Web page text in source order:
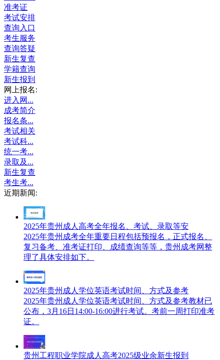
准考证
考试安排
查询入口
考生服务
查询答疑
新生复查
学籍查询
新生报到
网上报名:
进入网...
成考简介
报名条...
考试相关
考试科...
统一考...
录取及...
新生复查
考生考...
近期新闻:
2025年贵州成人高考全年报名、考试、录取等安
2025年贵州成考全年重要日程包括预报名，正式报名、
复习备考、准考证打印、成绩查询等等，贵州成考网整
理了具体安排如下。
2025年贵州成人学位英语考试时间、方式及参考
2025年贵州成人学位英语考试时间、方式及参考教材已
公布，3月16日14:00-16:00进行考试。考前一周打印准考
证。
贵州工程职业学院成人高考2025级业余新生报到